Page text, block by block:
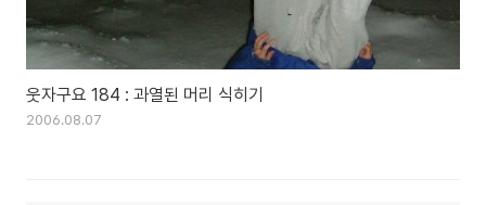
웃자구요 184 : 과열된 머리 식히기
2006.08.07